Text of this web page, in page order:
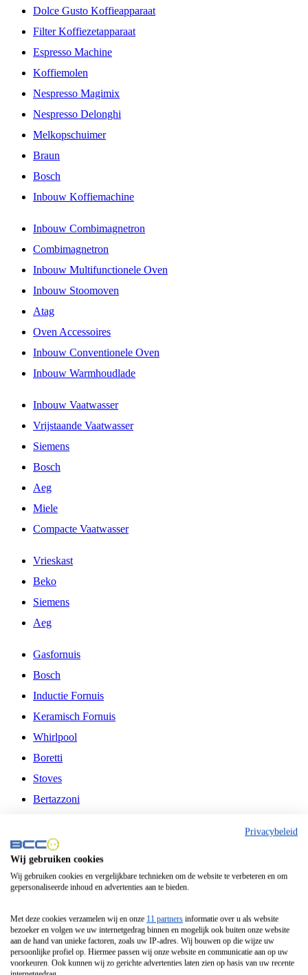
Dolce Gusto Koffieapparaat
Filter Koffiezetapparaat
Espresso Machine
Koffiemolen
Nespresso Magimix
Nespresso Delonghi
Melkopschuimer
Braun
Bosch
Inbouw Koffiemachine
Inbouw Combimagnetron
Combimagnetron
Inbouw Multifunctionele Oven
Inbouw Stoomoven
Atag
Oven Accessoires
Inbouw Conventionele Oven
Inbouw Warmhoudlade
Inbouw Vaatwasser
Vrijstaande Vaatwasser
Siemens
Bosch
Aeg
Miele
Compacte Vaatwasser
Vrieskast
Beko
Siemens
Aeg
Gasfornuis
Bosch
Inductie Fornuis
Keramisch Fornuis
Whirlpool
Boretti
Stoves
Bertazzoni
Fitelli
Airfryer
Frituurpan
Contactgrill
Broodbakmachine
Broodrooster
Privacybeleid
Wij gebruiken cookies
Wij gebruiken cookies en vergelijkbare technieken om de website te verbeteren en om
gepersonaliseerde inhoud en advertenties aan te bieden.
Met deze cookies verzamelen wij en onze 11 partners informatie over u als website
bezoeker en volgen we uw internetgedrag binnen en mogelijk ook buiten onze website
aan de hand van unieke factoren, zoals uw IP-adres. Wij bouwen op die wijze uw
persoonlijke profiel op. Hiermee passen wij onze website en communicatie aan op uw
voorkeuren. Ook kunnen wij zo gerichte advertenties laten zien op basis van uw recente